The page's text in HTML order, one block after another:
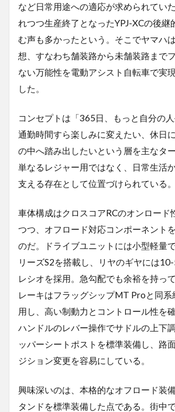
など日常用途への適応が求められてい
れつつ生産終了となったYPJ-XCの後継
む声も多かったという。そこでヤマハ
想、すなわち舗装路から未舗装路まで
ない万能性を電動アシスト自転車で実
した。
コンセプトは「365日、もっと自分の人
通勤時間すら楽しみに変えたい、休日
の中へ踏み出したいという層を主なタ
単なるレジャー用ではなく、日常生活
支える存在として位置づけられている。
車体構成はクロスコアRCのオンロード
つつ、オフロード対応コンポーネント
のだ。ドライブユニットには小型軽量
リーズS2を搭載し、リヤのギヤには
レシオを採用。急勾配でも余裕を持っ
レーキはフラッグシップMT Proと同
用し、高い制動力とコントロール性を
ハンドルのレバー操作でサドルの上下
ッパーシートポストを標準装備し、路
ジション変更を容易にしている。
興味深いのは、本格的なオフロード装
タンドを標準装備した点である。街中